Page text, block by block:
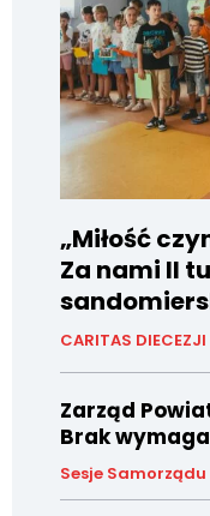
„Miłość
Za nami II
CARITAS
Zarząd
Brak
Sesje Samorządu